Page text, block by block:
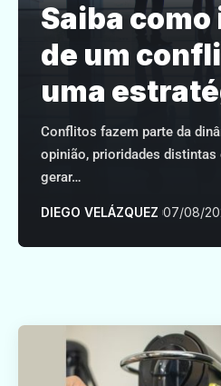
Saiba
de um
uma
Conflitos fazem parte da
opinião, prioridades
gerar…
DIEGO VELÁZQUEZ 07/08/